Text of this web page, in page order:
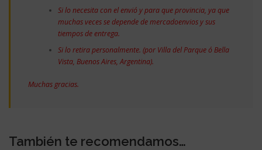
Si lo necesita con el envió y para que provincia, ya que
muchas veces se depende de mercadoenvios y sus
tiempos de entrega.
Si lo retira personalmente. (por Villa del Parque ó Bella
Vista, Buenos Aires, Argentina).
Muchas gracias.
También te recomendamos…